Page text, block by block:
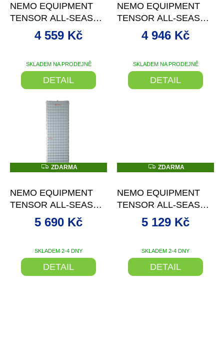
M
A
NEMO EQUIPMENT
TENSOR ALL-SEASON
NAFUKOVACÍ
KARIMATKA
SKLADEM NA PRODEJNĚ
4 559 Kč
DETAIL
M
A
NEMO EQUIPMENT
TENSOR ALL-SEASON
NAFUKOVACÍ
KARIMATKA
SKLADEM NA PRODEJNĚ
4 946 Kč
DETAIL
Z
D
M
A
ZDARMA
NEMO EQUIPMENT
TENSOR ALL-SEASON
NAFUKOVACÍ
KARIMATKA
SKLADEM 2-4 DNY
5 690 Kč
DETAIL
Z
D
M
A
ZDARMA
NEMO EQUIPMENT
TENSOR ALL-SEASON
REGULAR MUMMY
NAFUKOVACÍ
SKLADEM 2-4 DNY
5 129 Kč
DETAIL